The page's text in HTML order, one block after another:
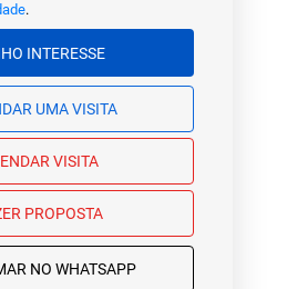
.
TENHO INTERESSE
AGENDAR UMA VISITA
VISITA
PROPOSTA
NO WHATSAPP